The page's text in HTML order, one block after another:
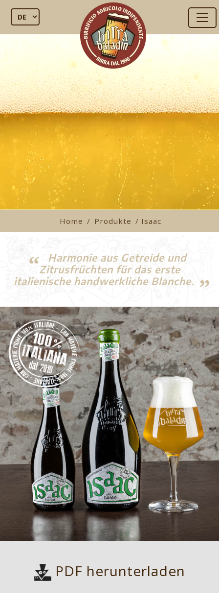
Home / Produkte / Isaac
Harmonie aus Getreide und
Zitrusfrüchten für das erste
italienische handwerkliche Blanche.
PDF herunterladen